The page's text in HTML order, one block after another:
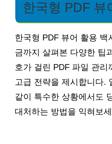
한국형 PDF 뷰
한국형 PDF 뷰어 활용 백
금까지 살펴본 다양한 팁
호가 걸린 PDF 파일 관리
고급 전략을 제시합니다.
같이 특수한 상황에서도
대처하는 방법을 익혀보